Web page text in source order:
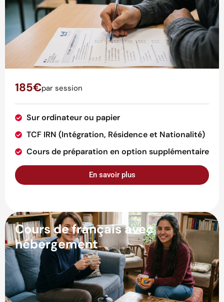
185€par session
Sur ordinateur ou papier
TCF IRN (Intégration, Résidence et Nationalité)
Cours de préparation en option supplémentaire
En savoir plus
Cours de français avec
hébergement